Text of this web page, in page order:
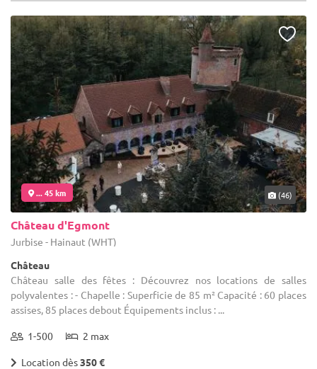
... 45 km (46)
Château d'Egmont
Jurbise - Hainaut (WHT)
Château
Château salle des fêtes : Découvrez nos locations de salles
polyvalentes : - Chapelle : Superficie de 85 m² Capacité : 60 places
assises, 85 places debout Équipements inclus : ...
1-500 2 max
Location dès350 €